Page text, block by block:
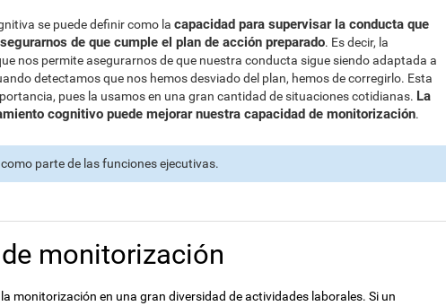
se puede definir como la capacidad para supervisar la conducta que
de que cumple el plan de acción preparado. Es decir, la
nos permite asegurarnos de que nuestra conducta sigue siendo adaptada a
detectamos que nos hemos desviado del plan, hemos de corregirlo. Esta
pues la usamos en una gran cantidad de situaciones cotidianas. La
cognitivo puede mejorar nuestra capacidad de monitorización.
parte de las funciones ejecutivas.
monitorización
monitorización en una gran diversidad de actividades laborales. Si un